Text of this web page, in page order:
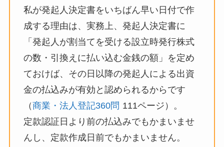
私が発起人決定書をいちばん早い日付で作
成する理由は、実務上、発起人決定書に
「発起人が割当てを受ける設立時発行株式
の数・引換えに払い込む金銭の額」を定め
ておけば、その日以降の発起人による出資
金の払込みが有効と認められるからです
（商業・法人登記360問 111ページ）。
定款認証日より前の払込みでもかまいませ
んし、定款作成日前でもかまいません。